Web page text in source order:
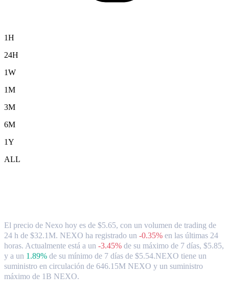
1H
24H
1W
1M
3M
6M
1Y
ALL
El precio de Nexo hoy es de $5.65, con un volumen de trading de
24 h de $32.1M. NEXO ha registrado un -0.35% en las últimas 24
horas. Actualmente está a un -3.45% de su máximo de 7 días, $5.85,
y a un 1.89% de su mínimo de 7 días de $5.54.NEXO tiene un
suministro en circulación de 646.15M NEXO y un suministro
máximo de 1B NEXO.